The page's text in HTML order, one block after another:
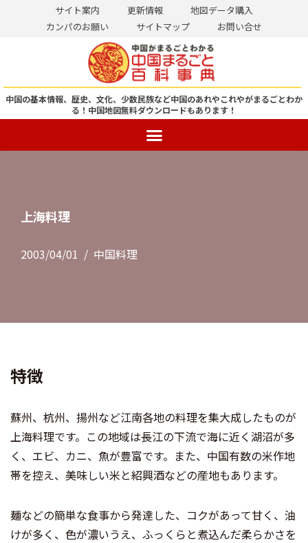
ン
ツ
ス
サイト案内 更新情報
地図データ購入
カンパのお願い
サイトマップ お問い合せ
中国の基本情報、歴史、文化、少数民族など中国のあれやこれやがまるごとわか
る！ 中国地図無料ダウンロードもあります！
上海料理
2003/04/01 中国料理
特徴
蘇州、杭州、揚州など江南各地の料理を集大成したものが
上海料理です。この地域は長江の下流で海に近く湖沼が多
く、エビ、カニ、魚が豊富です。また、中国有数の米作地
帯を控え、美味しい米と紹興酒などの産地もあります。
麺などの簡単な食事から発達した、コクがあって甘く、油
けが多く、色が濃いうえ、ふっくらと煮込んだ柔らかさを